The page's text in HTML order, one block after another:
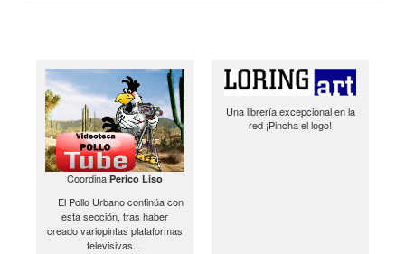
Coordina:Perico Liso
El Pollo Urbano continúa con
esta sección, tras haber
creado variopintas plataformas
televisivas…
Una librería excepcional en la
red ¡Pincha el logo!